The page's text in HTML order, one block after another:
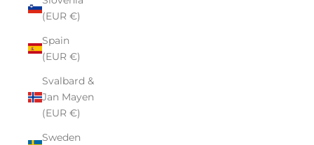
(EUR €)
Spain
(EUR €)
Svalbard &
Jan Mayen
(EUR €)
Sweden